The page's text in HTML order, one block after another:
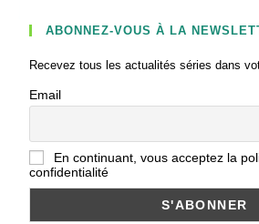
ABONNEZ-VOUS À LA
Recevez tous les actualités séries dans
Email
En continuant, vous acceptez la
confidentialité